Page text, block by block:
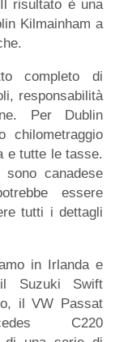
risultato è una
Kilmainham a
completo di
responsabilità
Per Dublin
chilometraggio
e tutte le tasse.
canadese
essere
tutti i dettagli
in Irlanda e
Suzuki Swift
il VW Passat
C220